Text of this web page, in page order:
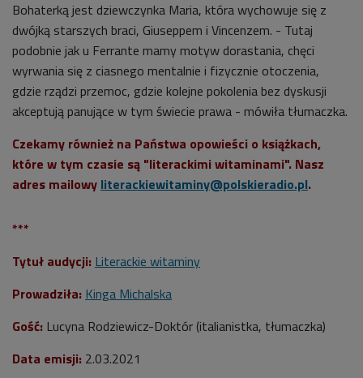
Bohaterką jest dziewczynka Maria, która wychowuje się z
dwójką starszych braci, Giuseppem i Vincenzem. - Tutaj
podobnie jak u Ferrante mamy motyw dorastania, chęci
wyrwania się z ciasnego mentalnie i fizycznie otoczenia,
gdzie rządzi przemoc, gdzie kolejne pokolenia bez dyskusji
akceptują panujące w tym świecie prawa - mówiła tłumaczka.
Czekamy również na Państwa opowieści o książkach,
które w tym czasie są "literackimi witaminami". Nasz
adres mailowy literackiewitaminy@polskieradio.pl.
***
Tytuł audycji: Literackie witaminy
Prowadziła: Kinga Michalska
Gość: Lucyna Rodziewicz-Doktór (italianistka, tłumaczka)
Data emisji: 2.03.2021